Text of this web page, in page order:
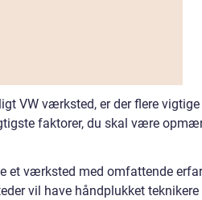
VW værksted, er der flere vigtige
faktorer, du skal være
et værksted med omfattende
vil have håndplukket teknikere